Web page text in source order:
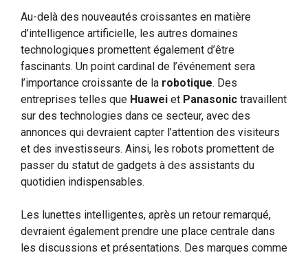
Au-delà des nouveautés croissantes en matière
d’intelligence artificielle, les autres domaines
technologiques promettent également d’être
fascinants. Un point cardinal de l’événement sera
l’importance croissante de la robotique. Des
entreprises telles que Huawei et Panasonic travaillent
sur des technologies dans ce secteur, avec des
annonces qui devraient capter l’attention des visiteurs
et des investisseurs. Ainsi, les robots promettent de
passer du statut de gadgets à des assistants du
quotidien indispensables.
Les lunettes intelligentes, après un retour remarqué,
devraient également prendre une place centrale dans
les discussions et présentations. Des marques comme